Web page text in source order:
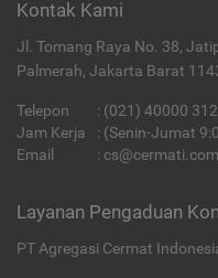
Kontak Kami
Jl. Tomang Raya No. 38,
Palmerah, Jakarta Barat
Telepon : (021) 40000 312
Jam Kerja
: (Senin-Jumat
Email
: cs@cermati.com
Layanan Pengaduan
PT Agregasi Cermat